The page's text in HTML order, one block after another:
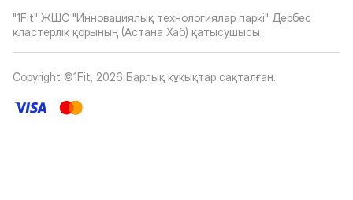
"1Fit" ЖШС "Инновациялық технологиялар паркі" Дербес
кластерлік қорының (Астана Хаб) қатысушысы
Copyright ©1Fit, 2026 Барлық құқықтар сақталған.